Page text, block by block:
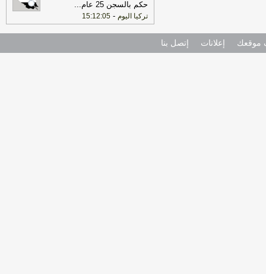
حكم بالسجن 25 عام ...
تركيا اليوم -
15:12:05
موقعك إعلانات إتصل بنا